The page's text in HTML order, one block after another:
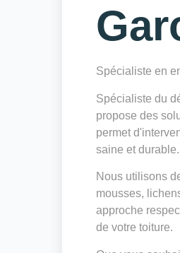
Spécialiste en
Spécialiste du
propose des
permet
saine et durable.
Nous utilisons
mousses,
approche
de votre toiture.